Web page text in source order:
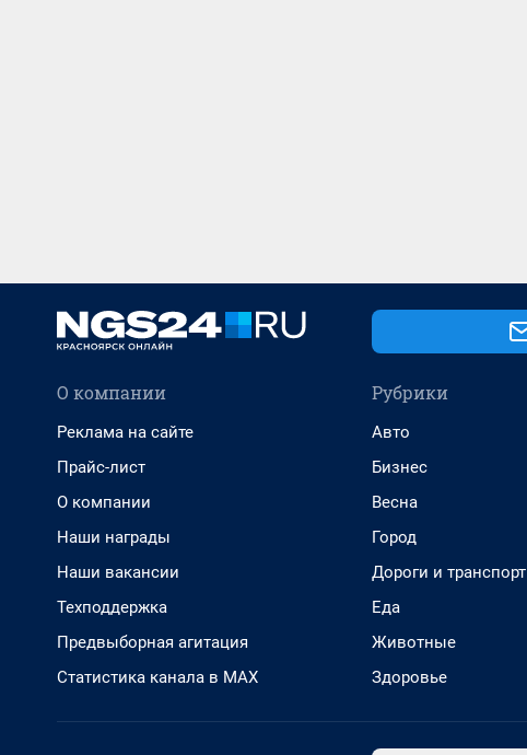
О компании
Реклама на сайте
Прайс-лист
О компании
Наши награды
Наши вакансии
Техподдержка
Предвыборная агитация
Статистика канала в MAX
Рубрики
Авто
Бизнес
Весна
Город
Дороги и транспорт
Еда
Животные
Здоровье